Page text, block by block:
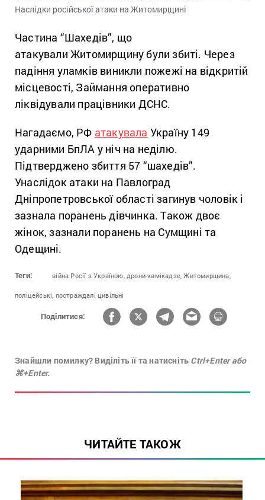
Наслідки російської атаки на Житомирщині
Частина “Шахедів”, що
атакували Житомирщину були збиті. Через
падіння уламків виникли пожежі на відкритій
місцевості, Займання оперативно
ліквідували працівники ДСНС.
Нагадаємо, РФ атакувала Україну 149
ударними БпЛА у ніч на неділю.
Підтверджено збиття 57 “шахедів”.
Унаслідок атаки на Павлоград
Дніпропетровської області загинув чоловік і
зазнала поранень дівчинка. Також двоє
жінок, зазнали поранень на Сумщині та
Одещині.
Теги: війна Росії з Україною, дрони-камікадзе, Житомирщина,
поліцейські, постраждалі цивільні
Поділитися:
Знайшли помилку? Виділіть її та натисніть Ctrl+Enter або
⌘+Enter.
ЧИТАЙТЕ ТАКОЖ